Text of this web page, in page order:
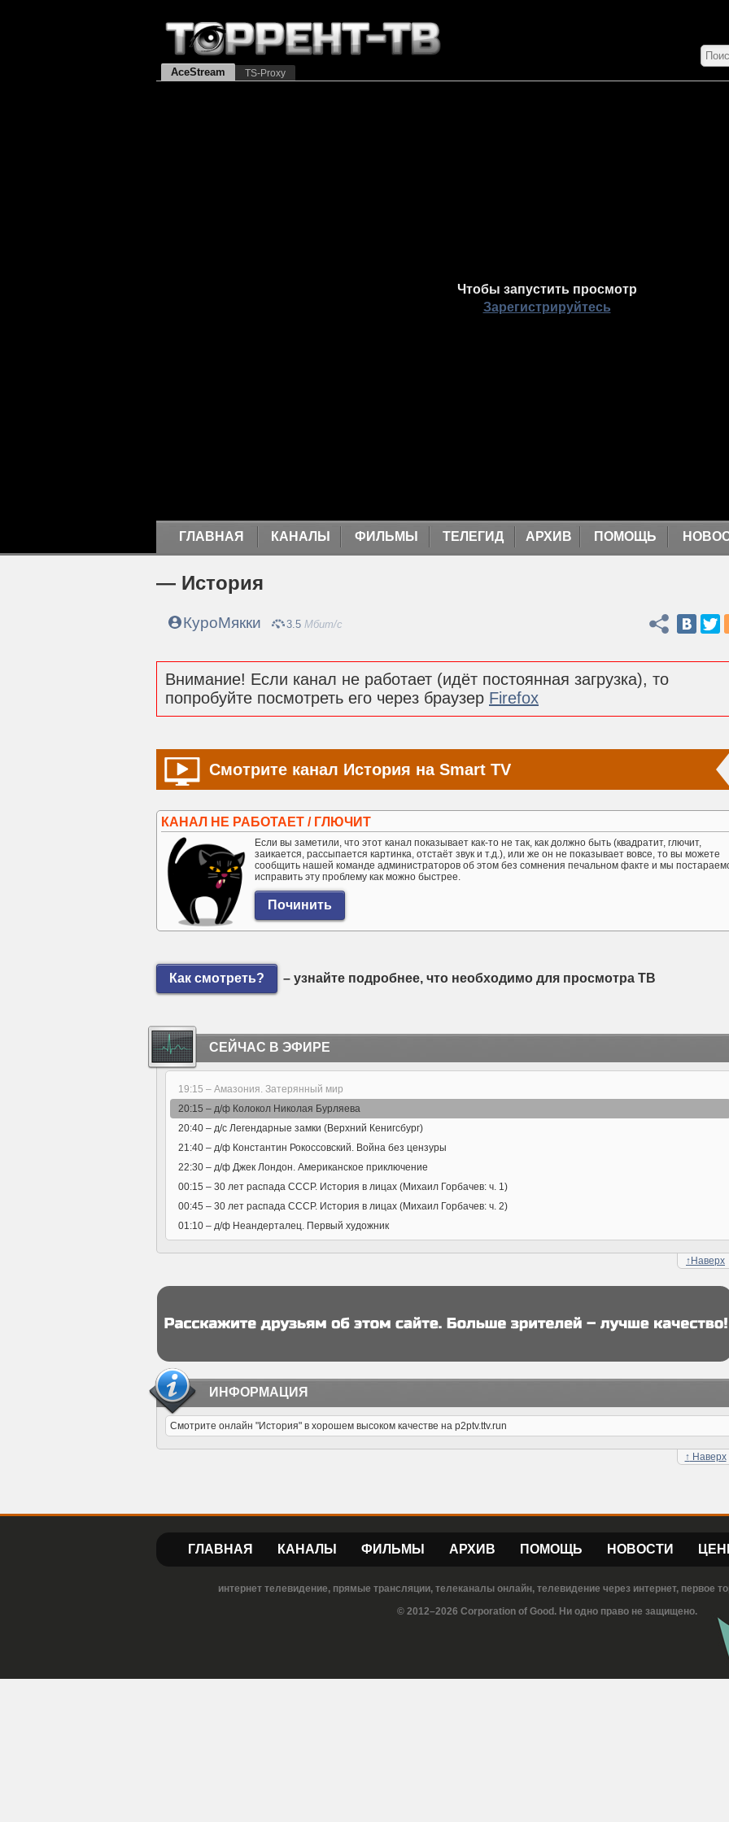
AceStream TS-Proxy
Чтобы запустить просмотр
Зарегистрируйтесь
ГЛАВНАЯ КАНАЛЫ ФИЛЬМЫ ТЕЛЕГИД АРХИВ ПОМОЩЬ
— История
КуроМякки 3.5 Мбит/с Поделиться
Внимание! Если канал не работает (идёт постоянная загрузка), то
попробуйте посмотреть его через браузер Firefox
Смотрите канал История на Smart TV
КАНАЛ НЕ РАБОТАЕТ / ГЛЮЧИТ
Если вы заметили, что этот канал показывает как-то не так, как должно быть (квадратит, глючит,
заикается, рассыпается картинка, отстаёт звук и т.д.), или же он не показывает вовсе, то вы можете
сообщить нашей команде администраторов об этом без сомнения печальном факте и мы
исправить эту проблему как можно быстрее.
Как смотреть? – узнайте подробнее, что необходимо для просмотра ТВ
СЕЙЧАС В ЭФИРЕ
19:15 – Амазония. Затерянный мир
20:15 – д/ф Колокол Николая Бурляева
20:40 – д/с Легендарные замки (Верхний Кенигсбург)
21:40 – д/ф Константин Рокоссовский. Война без цензуры
22:30 – д/ф Джек Лондон. Американское приключение
00:15 – 30 лет распада СССР. История в лицах (Михаил Горбачев: ч. 1)
00:45 – 30 лет распада СССР. История в лицах (Михаил Горбачев: ч. 2)
01:10 – д/ф Неандерталец. Первый художник
↑ Наверх
ИНФОРМАЦИЯ
Смотрите онлайн "История" в хорошем высоком качестве на p2ptv.ttv.run
↑ Наверх
ГЛАВНАЯ КАНАЛЫ ФИЛЬМЫ АРХИВ ПОМОЩЬ НОВОСТИ
интернет телевидение, прямые трансляции, телеканалы онлайн, телевидение через интернет, первое
© 2012–2026 Corporation of Good. Ни одно право не защищено.